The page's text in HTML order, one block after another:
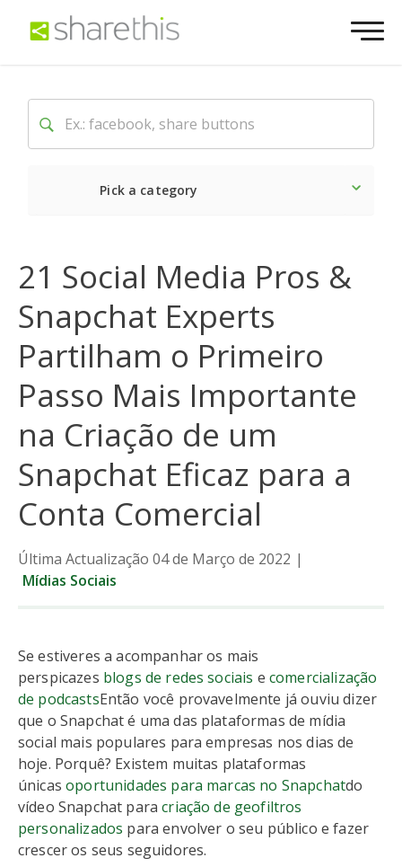
Pick a category
Social
Marketing
Website
Dados
21 Social Media Pros &
Snapchat Experts
Partilham o Primeiro
Passo Mais Importante
na Criação de um
Snapchat Eficaz para a
Conta Comercial
Última Actualização 04 de Março de 2022 |
Mídias Sociais
Se estiveres a acompanhar os mais
perspicazes blogs de redes sociais e comercialização
de podcastsEntão você provavelmente já ouviu dizer
que o Snapchat é uma das plataformas de mídia
social mais populares para empresas nos dias de
hoje. Porquê? Existem muitas plataformas
únicasoportunidades para marcas no Snapchatdo
vídeo Snapchat paracriação de geofiltros
personalizados para envolver o seu público e fazer
crescer os seus seguidores.